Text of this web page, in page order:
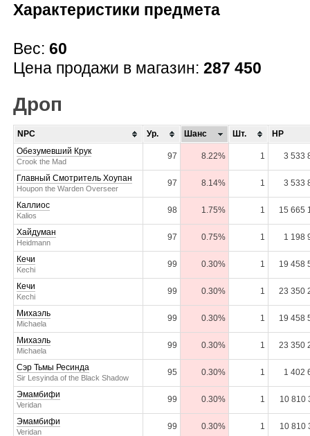
Характеристики предмета
Вес: 60
Цена продажи в магазин: 287 450
Дроп
NPC Ур. Шанс Шт.
HP
Обезумевший Крук
Crook the Mad
97 8.22% 1 3 533
Главный Смотритель Хоупан
Houpon the Warden Overseer
97 8.14% 1 3 533
Каллиос
Kalios
98 1.75% 1 15 665
Хайдуман
Heidmann
97 0.75% 1 1 198
Кечи
Kechi
99 0.30% 1 19 458
Кечи
Kechi
99 0.30% 1 23 350
Михаэль
Michaela
99 0.30% 1 19 458
Михаэль
Michaela
99 0.30% 1 23 350
Сэр Тьмы Ресинда
Sir Lesyinda of the Black Shadow
95 0.30% 1 1 402
Эмамбифи
Veridan
99 0.30% 1 10 810
Эмамбифи
Veridan
99 0.30% 1 10 810